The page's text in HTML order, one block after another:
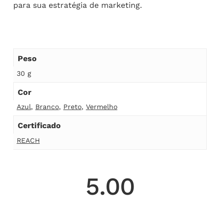
para sua estratégia de marketing.
Peso
30 g
Cor
Azul, Branco, Preto, Vermelho
Certificado
REACH
5.00